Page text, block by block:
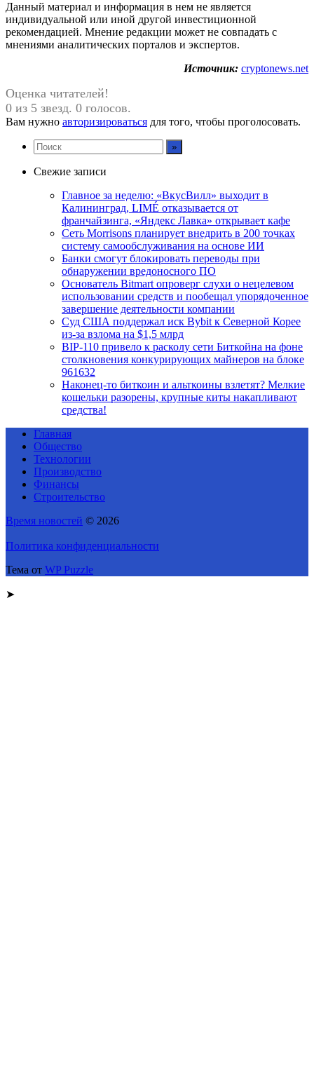
Данный материал и информация в нем не является
индивидуальной или иной другой инвестиционной
рекомендацией. Мнение редакции может не совпадать с
мнениями аналитических порталов и экспертов.
Источник: cryptonews.net
Оценка читателей!
0 из 5 звезд. 0 голосов.
Вам нужно авторизироваться для того, чтобы проголосовать.
Свежие записи
Главное за неделю: «ВкусВилл» выходит в
Калининград, LIMÉ отказывается от
франчайзинга, «Яндекс Лавка» открывает кафе
Сеть Morrisons планирует внедрить в 200 точках
систему самообслуживания на основе ИИ
Банки смогут блокировать переводы при
обнаружении вредоносного ПО
Основатель Bitmart опроверг слухи о нецелевом
использовании средств и пообещал упорядоченное
завершение деятельности компании
Суд США поддержал иск Bybit к Северной Корее
из-за взлома на $1,5 млрд
BIP-110 привело к расколу сети Биткойна на фоне
столкновения конкурирующих майнеров на блоке
961632
Наконец-то биткоин и альткоины взлетят? Мелкие
кошельки разорены, крупные киты накапливают
средства!
Главная
Общество
Технологии
Производство
Финансы
Строительство
Время новостей © 2026
Политика конфиденциальности
Тема от WP Puzzle
➤